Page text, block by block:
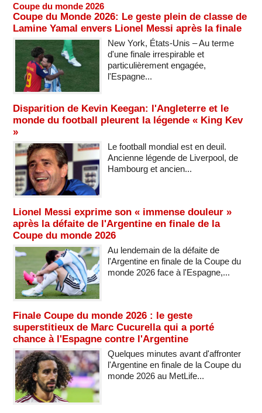
Coupe du monde 2026
Coupe du Monde 2026: Le geste plein de classe de
Lamine Yamal envers Lionel Messi après la finale
New York, États-Unis – Au terme
d'une finale irrespirable et
particulièrement engagée,
l'Espagne...
Disparition de Kevin Keegan: l'Angleterre et le
monde du football pleurent la légende « King Kev
»
Le football mondial est en deuil.
Ancienne légende de Liverpool, de
Hambourg et ancien...
Lionel Messi exprime son « immense douleur »
après la défaite de l'Argentine en finale de la
Coupe du monde 2026
Au lendemain de la défaite de
l'Argentine en finale de la Coupe du
monde 2026 face à l'Espagne,...
Finale Coupe du monde 2026 : le geste
superstitieux de Marc Cucurella qui a porté
chance à l'Espagne contre l'Argentine
Quelques minutes avant d'affronter
l'Argentine en finale de la Coupe du
monde 2026 au MetLife...